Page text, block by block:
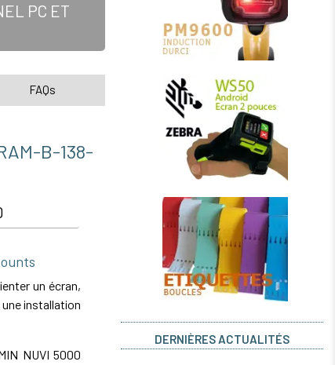
PC ET
FAQs
B-138-
un écran,
installation
NUVI 5000
DERNIÈRES ACTUALITÉS